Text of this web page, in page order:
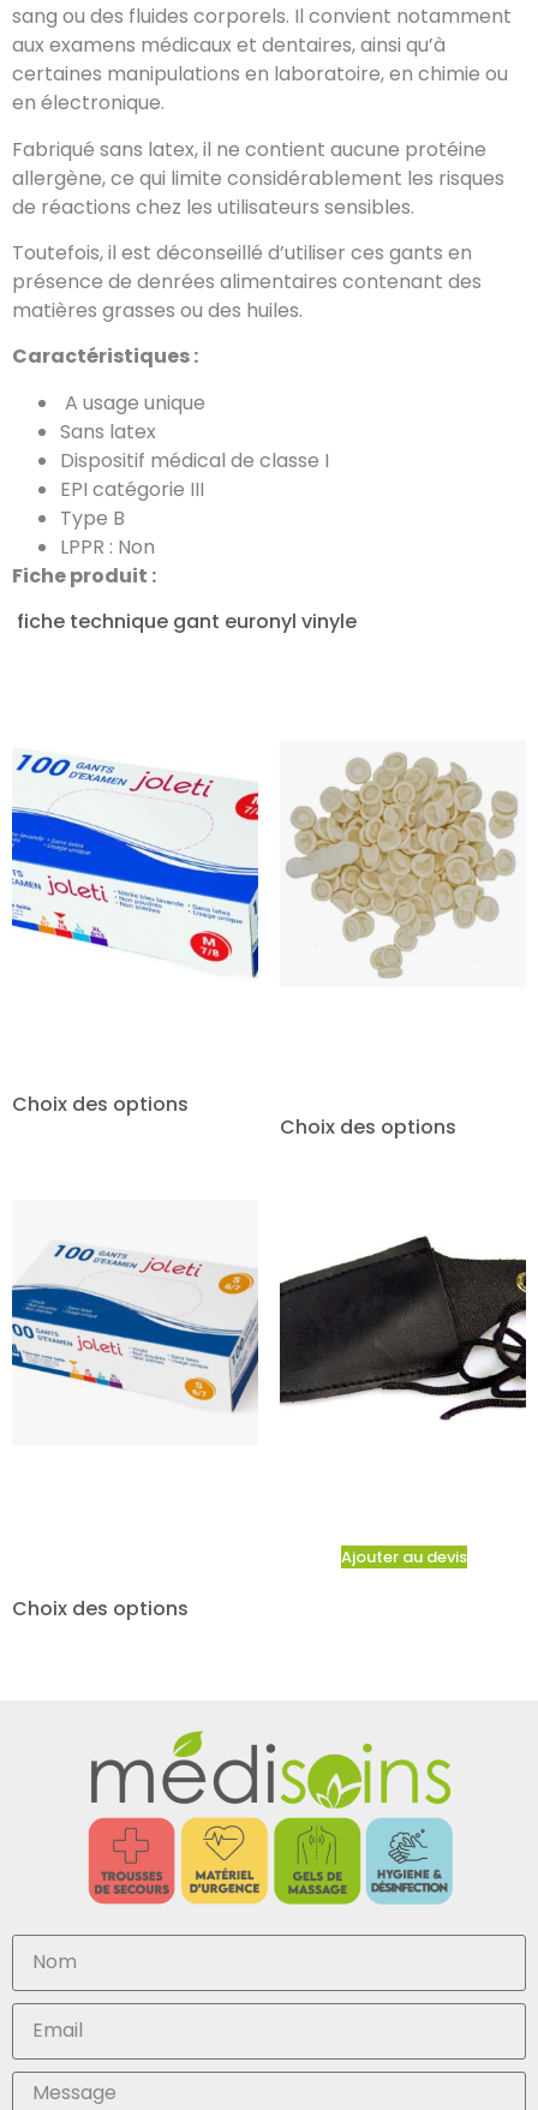
sang ou des fluides corporels. Il convient notamment
aux examens médicaux et dentaires, ainsi qu’à
certaines manipulations en laboratoire, en chimie ou
en électronique.
Fabriqué sans latex, il ne contient aucune protéine
allergène, ce qui limite considérablement les risques
de réactions chez les utilisateurs sensibles.
Toutefois, il est déconseillé d’utiliser ces gants en
présence de denrées alimentaires contenant des
matières grasses ou des huiles.
Caractéristiques :
A usage unique
Sans latex
Dispositif médical de classe I
EPI catégorie III
Type B
LPPR : Non
Fiche produit :
fiche technique gant euronyl vinyle
Choix des options
Choix des options
Choix des options
Ajouter au devis